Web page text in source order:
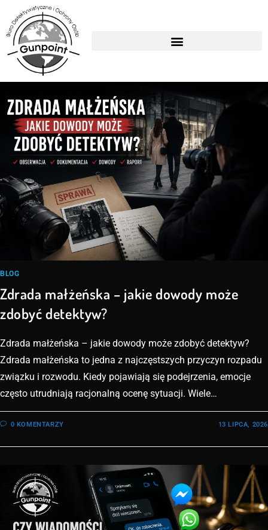
BLOG
Zdrada małżeńska – jakie dowody może
zdobyć detektyw?
Zdrada małżeńska – jakie dowody może zdobyć detektyw?
Zdrada małżeńska to jedna z najczęstszych przyczyn rozpadu
związku i rozwodu. Kiedy pojawiają się podejrzenia, emocje
często utrudniają racjonalną ocenę sytuacji. Wiele…
0 KOMENTARZY 13 LIPCA, 2026